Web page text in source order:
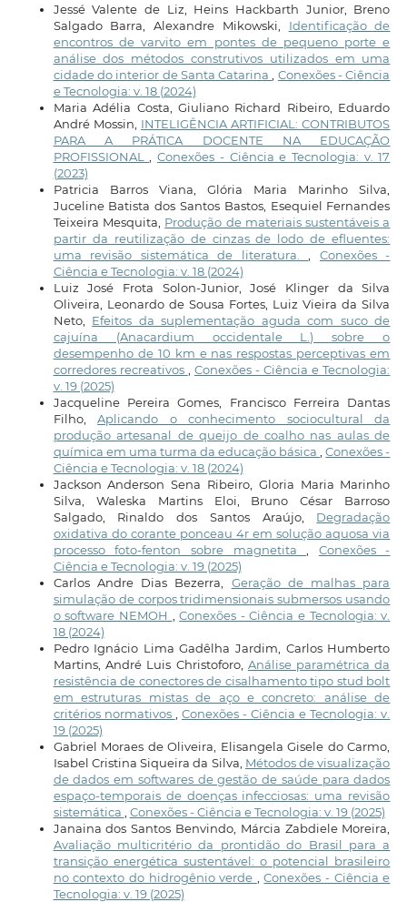
Jessé Valente de Liz, Heins Hackbarth Junior, Breno
Salgado Barra, Alexandre Mikowski, Identificação de
encontros de varvito em pontes de pequeno porte e
análise dos métodos construtivos utilizados em uma
cidade do interior de Santa Catarina
Conexões - Ciência
e Tecnologia: v. 18 (2024)
Maria Adélia Costa, Giuliano Richard Ribeiro, Eduardo
André Mossin, INTELIGÊNCIA ARTIFICIAL: CONTRIBUTOS
PARA A PRÁTICA DOCENTE NA EDUCAÇÃO
PROFISSIONAL
,Conexões - Ciência e Tecnologia: v. 17
(2023)
Patricia Barros Viana, Glória Maria Marinho Silva,
Juceline Batista dos Santos Bastos, Esequiel Fernandes
Teixeira Mesquita, Produção de materiais sustentáveis a
partir da reutilização de cinzas de lodo de efluentes:
uma revisão sistemática de literatura.
Conexões -
Ciência e Tecnologia: v. 18 (2024)
Luiz José Frota Solon-Junior, José Klinger da Silva
Oliveira, Leonardo de Sousa Fortes, Luiz Vieira da Silva
Neto, Efeitos da suplementação aguda com suco de
cajuína (Anacardium occidentale L.) sobre o
desempenho de 10 km e nas respostas perceptivas em
corredores recreativos
Conexões - Ciência e Tecnologia:
v. 19 (2025)
Jacqueline Pereira Gomes, Francisco Ferreira Dantas
Filho,Aplicando o conhecimento sociocultural da
produção artesanal de queijo de coalho nas aulas de
química em uma turma da educação básica
,Conexões -
Ciência e Tecnologia: v. 18 (2024)
Jackson Anderson Sena Ribeiro, Gloria Maria Marinho
Silva, Waleska Martins Eloi, Bruno César Barroso
Salgado, Rinaldo dos Santos Araújo, Degradação
oxidativa do corante ponceau 4r em solução aquosa via
processo foto-fenton sobre magnetita
Conexões -
Ciência e Tecnologia: v. 19 (2025)
Carlos Andre Dias Bezerra, Geração de malhas para
simulação de corpos tridimensionais submersos usando
o software NEMOH
,Conexões - Ciência e Tecnologia: v.
18 (2024)
Pedro Ignácio Lima Gadêlha Jardim, Carlos Humberto
Martins, André Luis Christoforo, Análise paramétrica da
resistência de conectores de cisalhamento tipo stud bolt
em estruturas mistas de aço e concreto: análise de
critérios normativos
Conexões - Ciência e Tecnologia: v.
19 (2025)
Gabriel Moraes de Oliveira, Elisangela Gisele do Carmo,
Isabel Cristina Siqueira da Silva, Métodos de visualização
de dados em softwares de gestão de saúde para dados
espaço-temporais de doenças infecciosas: uma revisão
sistemática
Conexões - Ciência e Tecnologia: v. 19 (2025)
Janaina dos Santos Benvindo, Márcia Zabdiele Moreira,
Avaliação multicritério da prontidão do Brasil para a
transição energética sustentável: o potencial brasileiro
no contexto do hidrogênio verde
,Conexões - Ciência e
Tecnologia: v. 19 (2025)